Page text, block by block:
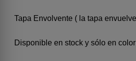
Tapa Envolvente ( la tapa
Disponible en stock y sólo en